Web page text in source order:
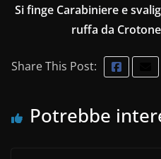
Si finge Carabiniere e
ruffa da
Share This Post:
Potrebbe